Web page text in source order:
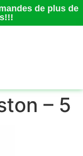
de plus de
– 5